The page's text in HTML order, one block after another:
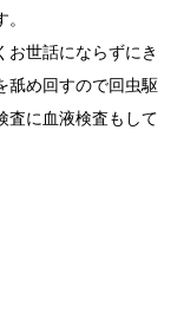
お世話にならずにき
舐め回すので回虫駆
査に血液検査もして